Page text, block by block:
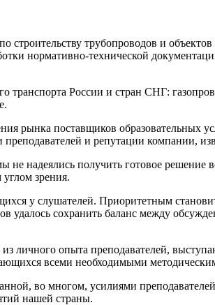
строительству трубопроводов и
нормативно-технической
транспорта России и стран СНГ:
рынка поставщиков образовательных
и репутации компании,
надеялись получить готовое решение
зрения.
у слушателей. Приоритетным
удалось сохранить баланс между
опыта преподавателей,
всеми необходимыми
во многом, усилиями
нашей страны.